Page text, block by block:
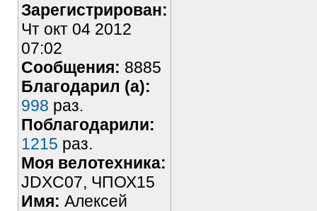
Зарегистрирован:
Чт окт 04 2012
07:02
Сообщения: 8885
Благодарил (а):
998 раз.
Поблагодарили:
1215 раз.
Моя велотехника:
JDXC07, ЧПОХ15
Имя: Алексей